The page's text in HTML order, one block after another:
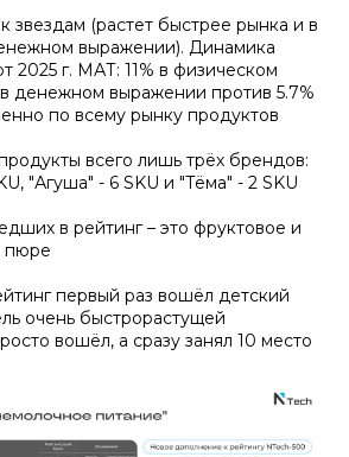
к звездам (растет быстрее рынка и в
выражении). Динамика
2025 г. МАТ: 11% в физическом
денежном выражении против 5.7%
по всему рынку продуктов
всего лишь трёх брендов:
"Агуша" - 6 SKU и "Тёма" - 2 SKU
в рейтинг – это фруктовое и
пюре
первый раз вошёл детский
очень быстрорастущей
вошёл, а сразу занял 10 место